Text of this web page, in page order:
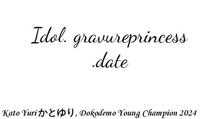
Idol. gravureprincess
.date
Kato Yuri かとゆり, Dokodemo Young Champion 2024